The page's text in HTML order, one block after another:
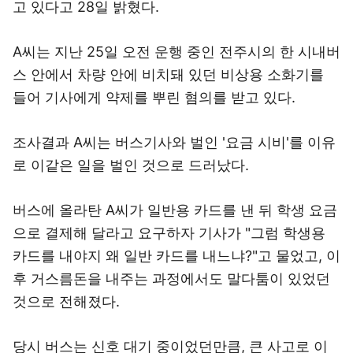
고 있다고 28일 밝혔다.
A씨는 지난 25일 오전 운행 중인 전주시의 한 시내버
스 안에서 차량 안에 비치돼 있던 비상용 소화기를
들어 기사에게 약제를 뿌린 혐의를 받고 있다.
조사결과 A씨는 버스기사와 벌인 '요금 시비'를 이유
로 이같은 일을 벌인 것으로 드러났다.
버스에 올라탄 A씨가 일반용 카드를 낸 뒤 학생 요금
으로 결제해 달라고 요구하자 기사가 "그럼 학생용
카드를 내야지 왜 일반 카드를 내느냐?"고 물었고, 이
후 거스름돈을 내주는 과정에서도 말다툼이 있었던
것으로 전해졌다.
당시 버스는 신호 대기 중이었던만큼, 큰 사고로 이